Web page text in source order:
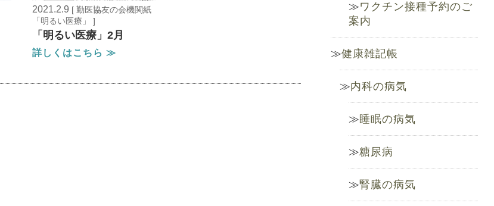
2021.2.9 [ 勤医協友の会機関紙
「明るい医療」 ]
「明るい医療」2月
詳しくはこちら ≫
ワクチン接種予約のご
案内
健康雑記帳
内科の病気
睡眠の病気
糖尿病
腎臓の病気